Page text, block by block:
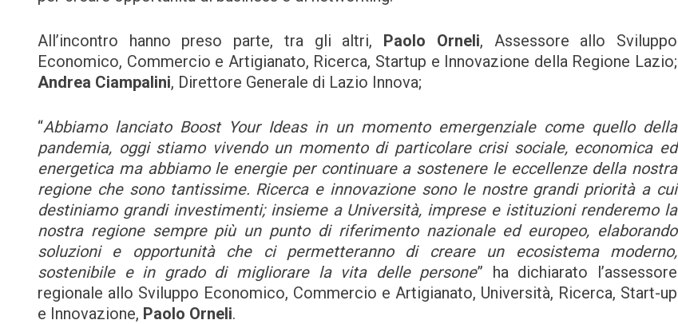
All’incontro hanno preso parte, tra gli altri, Paolo Orneli, Assessore allo Sviluppo
Economico, Commercio e Artigianato, Ricerca, Startup e Innovazione della Regione Lazio;
Andrea Ciampalini, Direttore Generale di Lazio Innova;
“Abbiamo lanciato Boost Your Ideas in un momento emergenziale come quello della
pandemia, oggi stiamo vivendo un momento di particolare crisi sociale, economica ed
energetica ma abbiamo le energie per continuare a sostenere le eccellenze della nostra
regione che sono tantissime. Ricerca e innovazione sono le nostre grandi priorità a cui
destiniamo grandi investimenti; insieme a Università, imprese e istituzioni renderemo la
nostra regione sempre più un punto di riferimento nazionale ed europeo, elaborando
soluzioni e opportunità che ci permetteranno di creare un ecosistema moderno,
sostenibile e in grado di migliorare la vita delle persone” ha dichiarato l’assessore
regionale allo Sviluppo Economico, Commercio e Artigianato, Università, Ricerca, Start-up
e Innovazione, Paolo Orneli.